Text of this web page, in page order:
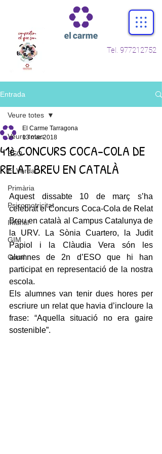
Tel. 977212752
Entrada
Veure totes
ESO
E. Verda
Primària
Psicomotricitat
Infantil
GIM
Coral
Veure totes
41è CONCURS COCA-COLA DE
RELAT BREU EN CATALÀ
El Carme Tarragona
13 mar 2018
Aquest dissabte 10 de març s’ha
celebrat el Concurs Coca-Cola de Relat
Breu en català al Campus Catalunya de
la URV. La Sònia Cuartero, la Judit
Papiol i la Clàudia Vera són les
alumnes de 2n d’ESO que hi han
participat en representació de la nostra
escola.
Els alumnes van tenir dues hores per
escriure un relat que havia d’incloure la
frase: “Aquella situació no era gaire
sostenible”.